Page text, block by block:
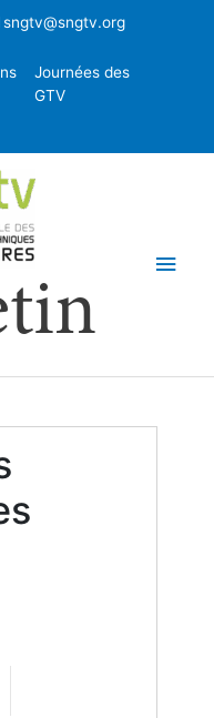
sngtv@sngtv.org
Journées des
GTV